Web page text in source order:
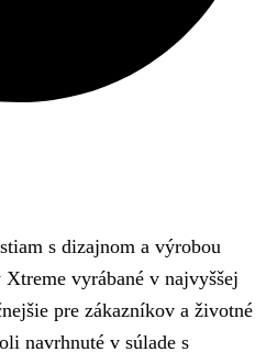
s dizajnom a výrobou
vyrábané v najvyššej
pre zákazníkov a životné
navrhnuté v súlade s